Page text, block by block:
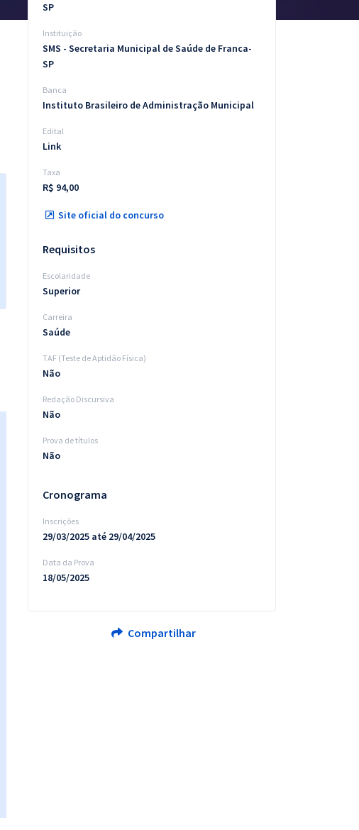
SP
Instituição
SMS - Secretaria Municipal de Saúde de Franca-
SP
Banca
Instituto Brasileiro de Administração Municipal
Edital
Link
Taxa
R$ 94,00
Site oficial do concurso
Requisitos
Escolaridade
Superior
Carreira
Saúde
TAF (Teste de Aptidão Física)
Não
Redação Discursiva
Não
Prova de títulos
Não
Cronograma
Inscrições
29/03/2025 até 29/04/2025
Data da Prova
18/05/2025
Compartilhar